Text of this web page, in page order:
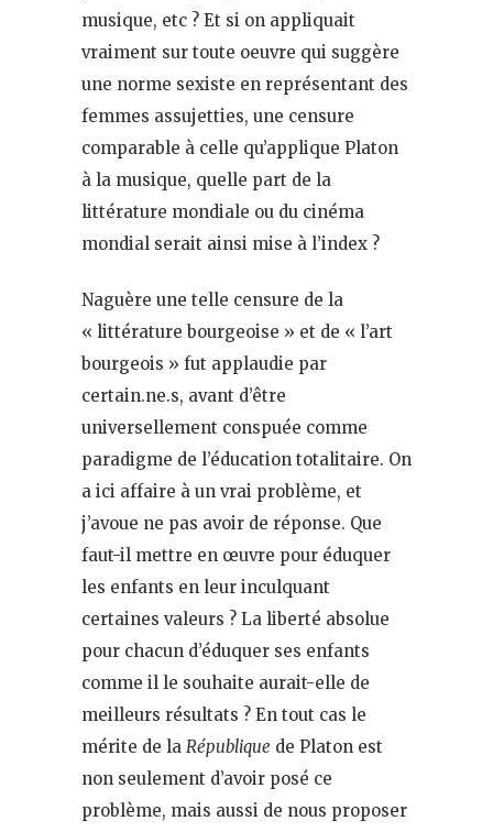
musique, etc ? Et si on appliquait
vraiment sur toute oeuvre qui suggère
une norme sexiste en représentant des
femmes assujetties, une censure
comparable à celle qu’applique Platon
à la musique, quelle part de la
littérature mondiale ou du cinéma
mondial serait ainsi mise à l’index ?
Naguère une telle censure de la
« littérature bourgeoise » et de « l’art
bourgeois » fut applaudie par
certain.ne.s, avant d’être
universellement conspuée comme
paradigme de l’éducation totalitaire. On
a ici affaire à un vrai problème, et
j’avoue ne pas avoir de réponse. Que
faut-il mettre en œuvre pour éduquer
les enfants en leur inculquant
certaines valeurs ? La liberté absolue
pour chacun d’éduquer ses enfants
comme il le souhaite aurait-elle de
meilleurs résultats ? En tout cas le
mérite de la République de Platon est
non seulement d’avoir posé ce
problème, mais aussi de nous proposer